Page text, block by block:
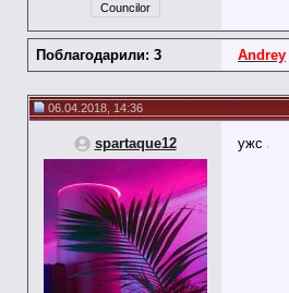
Councilor
Поблагодарили: 3 Andrey
06.04.2018, 14:36
spartaque12 ужс